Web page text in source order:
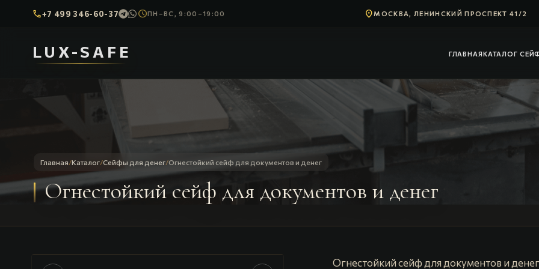
call+7 499 346-60-37 scheduleПН–ВС, 9:00–19:00 location_onМОСКВА, ЛЕНИНСКИЙ ПРОСПЕКТ 41/2
LUX-SAFE ГЛАВНАЯКАТАЛОГ
Главная/Каталог/Сейфы для денег/Огнестойкий сейф для документов и денег
Огнестойкий сейф для документов и денег
Огнестойкий сейф для документов и